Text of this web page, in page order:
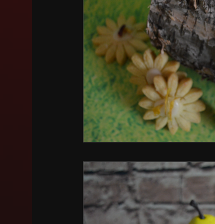
Nuss Schokoladig
Karamell Marzipan